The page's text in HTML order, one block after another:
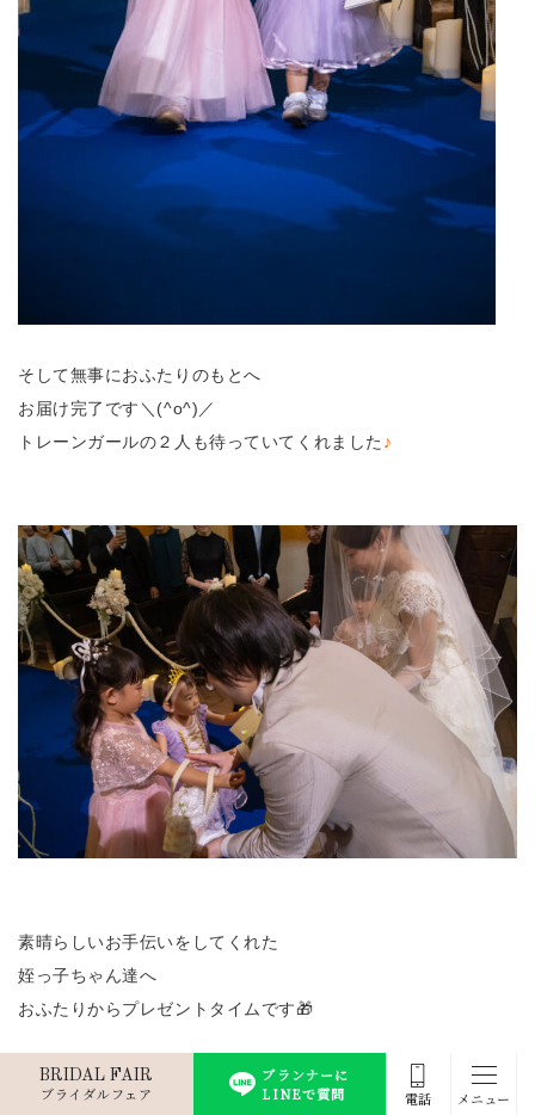
そして無事におふたりのもとへ
お届け完了です＼(^o^)／
トレーンガールの２人も待っていてくれました ♪
素晴らしいお手伝いをしてくれた
姪っ子ちゃん達へ
おふたりからプレゼントタイムです🎁
BRIDAL FAIR
ブライダルフェア
プランナーに
LINEで質問
電話 メニュー